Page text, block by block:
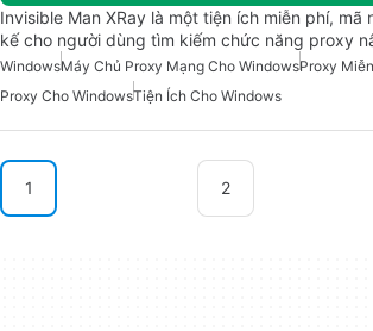
Invisible Man XRay là một tiện ích miễn phí,
kế cho người dùng tìm kiếm chức năng proxy
WindowsMáy Chủ Proxy Mạng Cho WindowsProxy
Proxy Cho WindowsTiện Ích Cho Windows
1 2